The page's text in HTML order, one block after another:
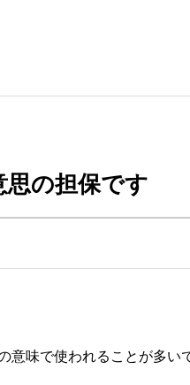
の担保です
意味で使われることが多い